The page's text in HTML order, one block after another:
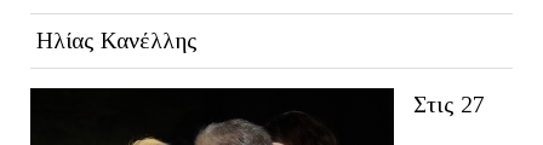
Ηλίας Κανέλλης
Στις 27